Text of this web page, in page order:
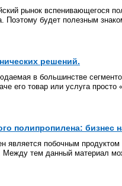
рынок вспенивающегося
Поэтому будет полезным
решений.
в большинстве
его товар или услуга
полипропилена: бизнес
является побочным
Между тем данный материал